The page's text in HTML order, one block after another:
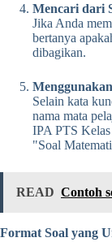
Mencari dari
Jika Anda
bertanya
dibagikan.
Selain kata
nama mata
IPA PTS
"Soal
READ Contoh
Format Soal yang